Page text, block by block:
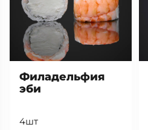
Филадельфия
эби
4шт